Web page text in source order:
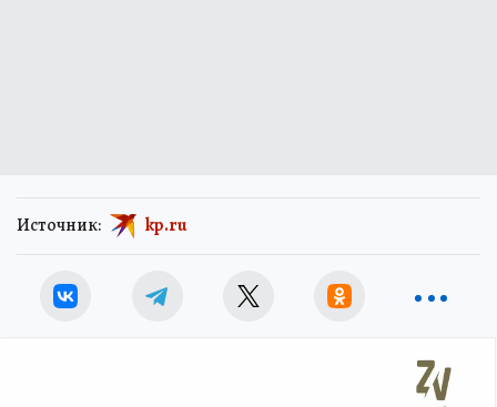
Источник: kp.ru